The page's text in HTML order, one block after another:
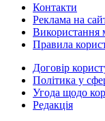
Контакти
Реклама на
Використання
Правила
Договір
Політика у
Угода щодо
Редакція